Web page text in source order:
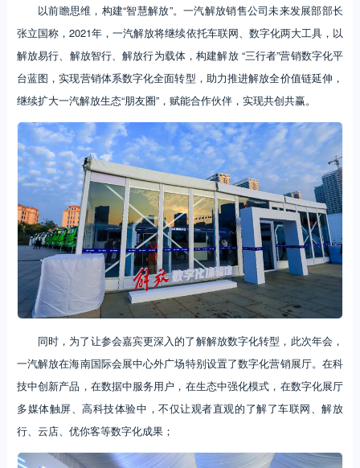
以前瞻思维，构建“智慧解放”。一汽解放销售公司未来发展部部长
张立国称，2021年，一汽解放将继续依托车联网、数字化两大工具，以
解放易行、解放智行、解放行为载体，构建解放 “三行者”营销数字化平
台蓝图，实现营销体系数字化全面转型，助力推进解放全价值链延伸，
继续扩大一汽解放生态“朋友圈”，赋能合作伙伴，实现共创共赢。
同时，为了让参会嘉宾更深入的了解解放数字化转型，此次年会，
一汽解放在海南国际会展中心外广场特别设置了数字化营销展厅。在科
技中创新产品，在数据中服务用户，在生态中强化模式，在数字化展厅
多媒体触屏、高科技体验中，不仅让观者直观的了解了车联网、解放
行、云店、优你客等数字化成果；